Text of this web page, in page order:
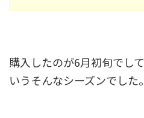
購入したのが6月初旬でし
いうそんなシーズンでした。